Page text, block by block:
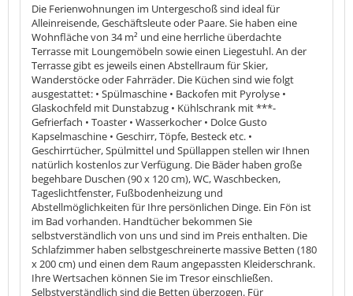
Die Ferienwohnungen im Untergeschoß sind ideal für
Alleinreisende, Geschäftsleute oder Paare. Sie haben eine
Wohnfläche von 34 m² und eine herrliche überdachte
Terrasse mit Loungemöbeln sowie einen Liegestuhl. An der
Terrasse gibt es jeweils einen Abstellraum für Skier,
Wanderstöcke oder Fahrräder. Die Küchen sind wie folgt
ausgestattet: • Spülmaschine • Backofen mit Pyrolyse •
Glaskochfeld mit Dunstabzug • Kühlschrank mit ***-
Gefrierfach • Toaster • Wasserkocher • Dolce Gusto
Kapselmaschine • Geschirr, Töpfe, Besteck etc. •
Geschirrtücher, Spülmittel und Spüllappen stellen wir Ihnen
natürlich kostenlos zur Verfügung. Die Bäder haben große
begehbare Duschen (90 x 120 cm), WC, Waschbecken,
Tageslichtfenster, Fußbodenheizung und
Abstellmöglichkeiten für Ihre persönlichen Dinge. Ein Fön ist
im Bad vorhanden. Handtücher bekommen Sie
selbstverständlich von uns und sind im Preis enthalten. Die
Schlafzimmer haben selbstgeschreinerte massive Betten (180
x 200 cm) und einen dem Raum angepassten Kleiderschrank.
Ihre Wertsachen können Sie im Tresor einschließen.
Selbstverständlich sind die Betten überzogen. Für